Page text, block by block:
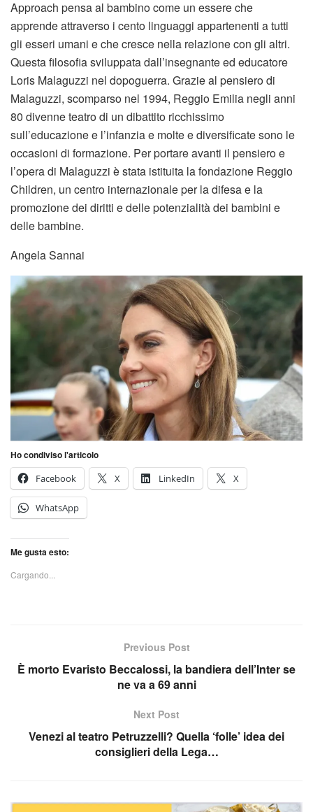
Approach pensa al bambino come un essere che
apprende attraverso i cento linguaggi appartenenti a tutti
gli esseri umani e che cresce nella relazione con gli altri.
Questa filosofia sviluppata dall’insegnante ed educatore
Loris Malaguzzi nel dopoguerra. Grazie al pensiero di
Malaguzzi, scomparso nel 1994, Reggio Emilia negli anni
80 divenne teatro di un dibattito ricchissimo
sull’educazione e l’infanzia e molte e diversificate sono le
occasioni di formazione. Per portare avanti il pensiero e
l’opera di Malaguzzi è stata istituita la fondazione Reggio
Children, un centro internazionale per la difesa e la
promozione dei diritti e delle potenzialità dei bambini e
delle bambine.
Angela Sannai
Ho condiviso l'articolo
Facebook
X LinkedIn X
WhatsApp
Me gusta esto:
Cargando...
Previous Post
È morto Evaristo Beccalossi, la bandiera dell’Inter se
ne va a 69 anni
Next Post
Venezi al teatro Petruzzelli? Quella ‘folle’ idea dei
consiglieri della Lega…